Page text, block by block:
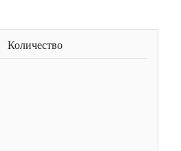
Количество